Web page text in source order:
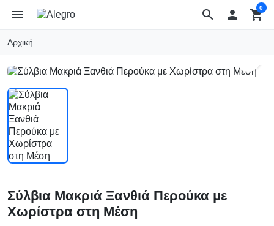
search
menu  shopping_cart
0
Αρχική
Σύλβια Μακριά Ξανθιά Περούκα με
Χωρίστρα στη Μέση